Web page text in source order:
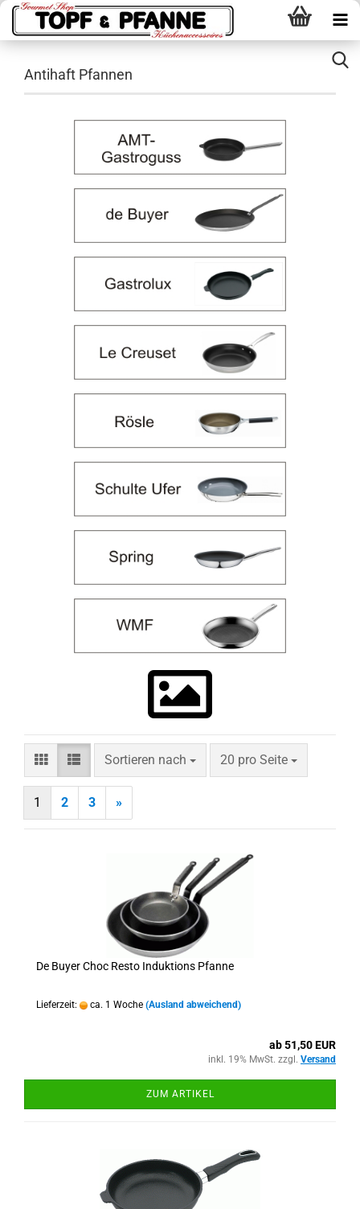
Antihaft Pfannen
Sortieren nach
Sortieren nach 20 pro Seite
pro Seite
1 2 3 »
De Buyer Choc Resto Induktions Pfanne
Lieferzeit: ca. 1 Woche (Ausland abweichend)
ab 51,50 EUR
inkl. 19% MwSt. zzgl. Versand
ZUM ARTIKEL